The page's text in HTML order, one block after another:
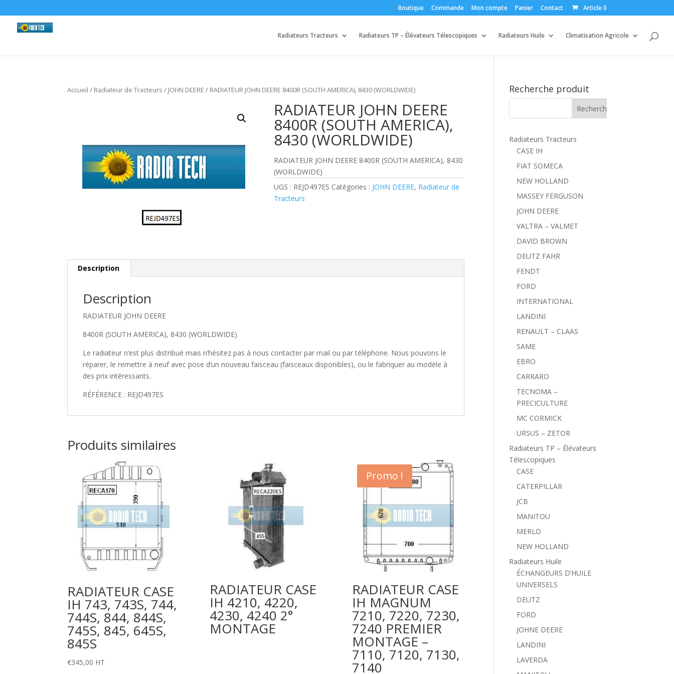
Boutique Commande Mon compte Panier Contact Article 0
Radiateurs Tracteurs Radiateurs TP – Élévateurs Télescopiques Radiateurs Huile Climatisation Agricole
Accueil / Radiateur de Tracteurs / JOHN DEERE / RADIATEUR JOHN DEERE 8400R (SOUTH AMERICA), 8430 (WORLDWIDE)
RADIATEUR JOHN DEERE
8400R (SOUTH AMERICA),
8430 (WORLDWIDE)
RADIATEUR JOHN DEERE 8400R (SOUTH AMERICA), 8430
(WORLDWIDE)
UGS : REJD497ES Catégories : JOHN DEERE, Radiateur de
Tracteurs
Description
Description
RADIATEUR JOHN DEERE
8400R (SOUTH AMERICA), 8430 (WORLDWIDE)
Le radiateur n’est plus distribué mais n’hésitez pas à nous contacter par mail ou par téléphone. Nous pouvons le
réparer, le remettre à neuf avec pose d’un nouveau faisceau (faisceaux disponibles), ou le fabriquer au modèle à
des prix intéressants.
RÉFÉRENCE : REJD497ES
Produits similaires
RADIATEUR CASE
IH 743, 743S, 744,
744S, 844, 844S,
745S, 845, 645S,
845S
€345,00 HT
RADIATEUR CASE
IH 4210, 4220,
4230, 4240 2°
MONTAGE
Promo !
RADIATEUR CASE
IH MAGNUM
7210, 7220, 7230,
7240 PREMIER
MONTAGE –
7110, 7120, 7130,
7140
Recherche produit
Radiateurs Tracteurs
CASE IH
FIAT SOMECA
NEW HOLLAND
MASSEY FERGUSON
JOHN DEERE
VALTRA – VALMET
DAVID BROWN
DEUTZ FAHR
FENDT
FORD
INTERNATIONAL
LANDINI
RENAULT – CLAAS
SAME
EBRO
CARRARO
TECNOMA –
PRECICULTURE
MC CORMICK
URSUS – ZETOR
Radiateurs TP – Élévateurs
Télescopiques
CASE
CATERPILLAR
JCB
MANITOU
MERLO
NEW HOLLAND
Radiateurs Huile
ÉCHANGEURS D’HUILE
UNIVERSELS
DEUTZ
FORD
JOHNE DEERE
LANDINI
LAVERDA